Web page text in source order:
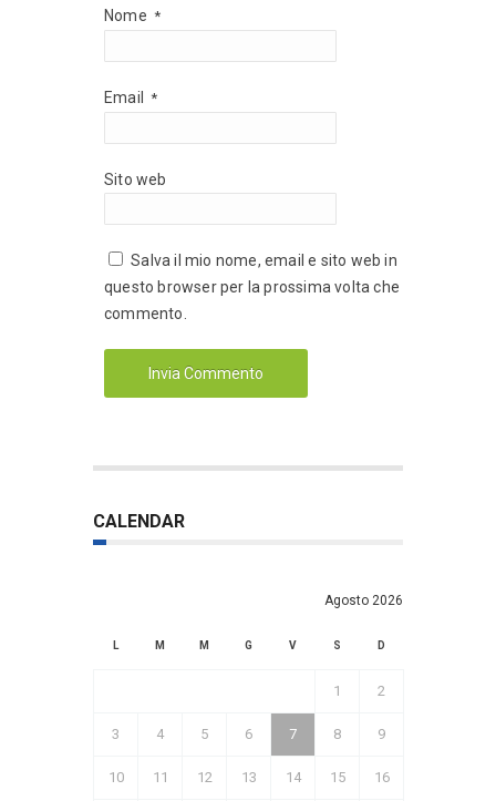
Nome *
Email *
Sito web
Salva il mio nome, email e sito web in
questo browser per la prossima volta che
commento.
CALENDAR
Agosto 2026
L M M G V S D
1 2
3 4 5 6 7 8 9
10 11 12 13 14 15 16